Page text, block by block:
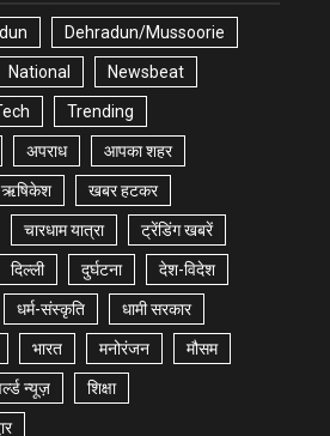
Dehradun/Mussoorie
National Newsbeat
Trending
अपराध आपका शहर
ऋषिकेश खबर हटकर
चारधाम यात्रा ट्रेंडिंग खबरें
दिल्ली दुर्घटना देश-विदेश
धर्म-संस्कृति धामी सरकार
भारत मनोरंजन मौसम
न्यूज़ शिक्षा